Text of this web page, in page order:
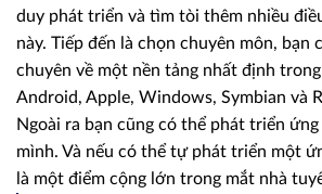
duy phát triển và tìm tòi thêm nhiều
này. Tiếp đến là chọn chuyên môn, bạn
chuyên về một nền tảng nhất định
Android, Apple, Windows, Symbian và
Ngoài ra bạn cũng có thể phát triển
mình. Và nếu có thể tự phát triển một
là một điểm cộng lớn trong mắt nhà